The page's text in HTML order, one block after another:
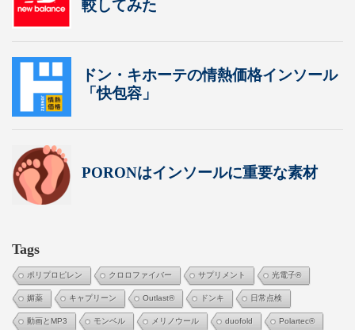
Tags
ポリプロピレン クロロファイバー サプリメント 光電子®
媚薬 キャプリーン Outlast® ドンキ 日常点検
動画とMP3 モンベル メリノウール duofold Polartec®